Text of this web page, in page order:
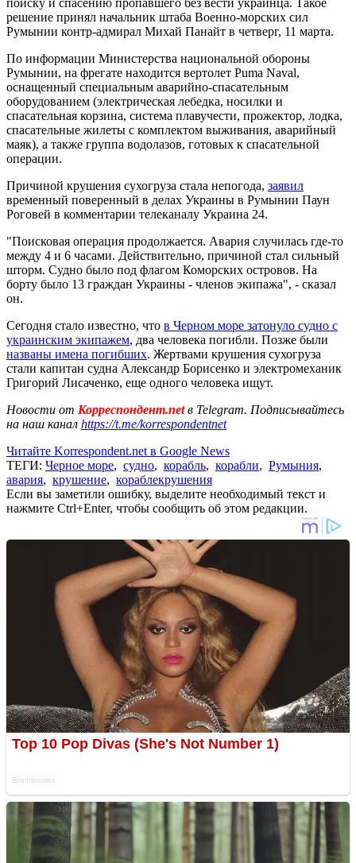
решение принял начальник штаба Военно-морских сил
Румынии контр-адмирал Михай Панайт в четверг, 11 марта.
По информации Министерства национальной обороны
Румынии, на фрегате находится вертолет Puma Naval,
оснащенный специальным аварийно-спасательным
оборудованием (электрическая лебедка, носилки и
спасательная корзина, система плавучести, прожектор, лодка,
спасательные жилеты с комплектом выживания, аварийный
маяк), а также группа водолазов, готовых к спасательной
операции.
Причиной крушения сухогруза стала непогода, заявил
временный поверенный в делах Украины в Румынии Паун
Роговей в комментарии телеканалу Украина 24.
"Поисковая операция продолжается. Авария случилась где-то
между 4 и 6 часами. Действительно, причиной стал сильный
шторм. Судно было под флагом Коморских островов. На
борту было 13 граждан Украины - членов экипажа", - сказал
он.
Сегодня стало известно, что в Черном море затонуло судно с
украинским экипажем, два человека погибли. Позже были
названы имена погибших. Жертвами крушения сухогруза
стали капитан судна Александр Борисенко и электромеханик
Григорий Лисаченко, еще одного человека ищут.
Новости от Корреспондент.netв Telegram. Подписывайтесь
на наш канал https://t.me/korrespondentnet
Читайте Korrespondent.net в Google News
ТЕГИ: Черное море, судно, корабль, корабли, Румыния,
авария, крушение, кораблекрушения
Если вы заметили ошибку, выделите необходимый текст и
нажмите Ctrl+Enter, чтобы сообщить об этом редакции.